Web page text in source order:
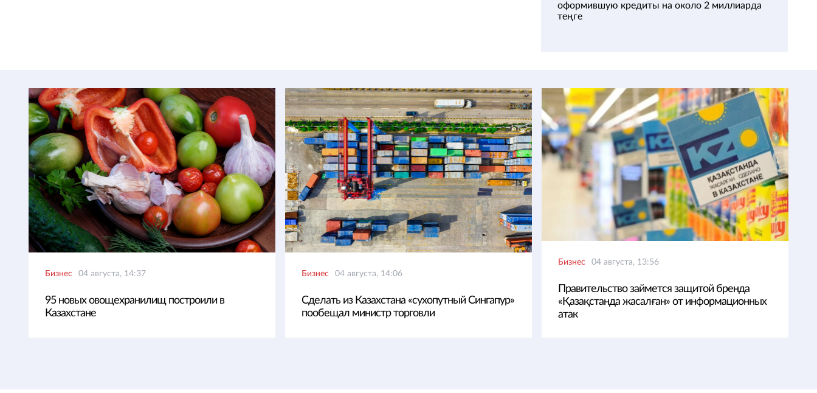
оформившую кредиты на около 2 миллиарда
теңге
Бизнес 04 августа, 14:37
95 новых овощехранилищ построили в
Казахстане
Бизнес 04 августа, 14:06
Сделать из Казахстана «сухопутный Сингапур»
пообещал министр торговли
Бизнес 04 августа, 13:56
Правительство займется защитой бренда
«Қазақстанда жасалған» от информационных
атак